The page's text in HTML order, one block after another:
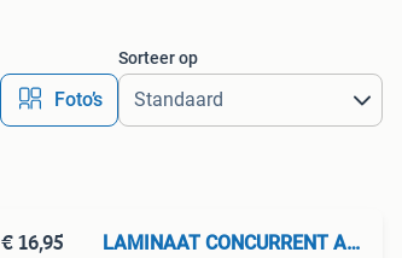
Foto’s
Sorteer op
€ 16,95 LAMINAAT CONCURRENT APELDOORN